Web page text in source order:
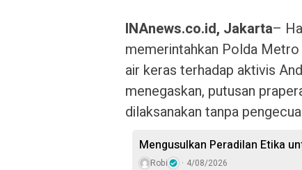
INAnews.co.id, Jakarta–
memerintahkan Polda
air keras terhadap aktivis
menegaskan, putusan
dilaksanakan tanpa
Mengusulkan Peradilan Etika
Robi 4/08/2026